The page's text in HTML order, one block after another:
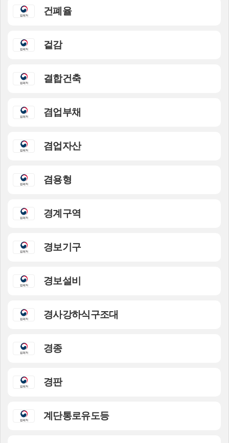
건폐율
겉감
결합건축
겸업부채
겸업자산
겸용형
경계구역
경보기구
경보설비
경사강하식구조대
경종
경판
계단통로유도등